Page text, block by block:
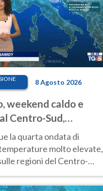
8 Agosto 2026
weekend caldo e
Centro-Sud,
sui rilievi
la quarta ondata di
molto elevate,
regioni del Centro-